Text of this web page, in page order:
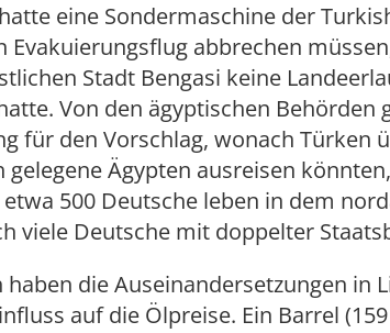
eine Sondermaschine der
Evakuierungsflug abbrechen
Stadt Bengasi keine
Von den ägyptischen Behörden
für den Vorschlag, wonach Türken
gelegene Ägypten ausreisen
500 Deutsche leben in dem
viele Deutsche mit doppelter
die Auseinandersetzungen in
auf die Ölpreise. Ein Barrel